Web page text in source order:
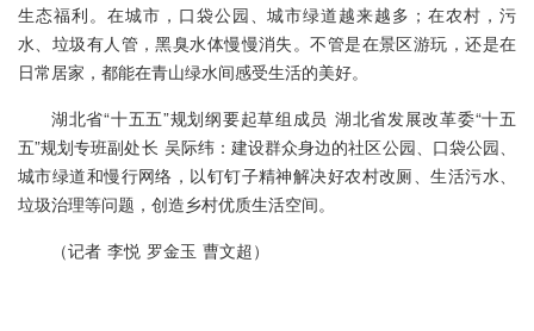
生态福利。在城市，口袋公园、城市绿道越来越多；在农村，污
水、垃圾有人管，黑臭水体慢慢消失。不管是在景区游玩，还是在
日常居家，都能在青山绿水间感受生活的美好。
湖北省“十五五”规划纲要起草组成员 湖北省发展改革委“十五
五”规划专班副处长 吴际纬：建设群众身边的社区公园、口袋公园、
城市绿道和慢行网络，以钉钉子精神解决好农村改厕、生活污水、
垃圾治理等问题，创造乡村优质生活空间。
（记者 李悦 罗金玉 曹文超）